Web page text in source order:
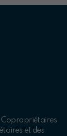
Copropriétaires
et des